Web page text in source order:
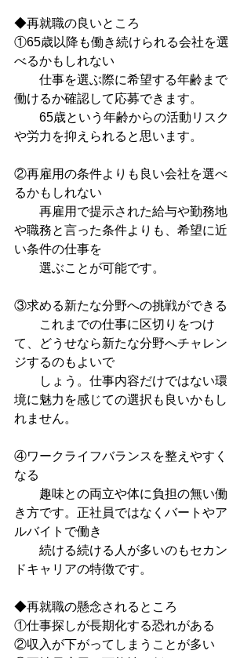
◆再就職の良いところ
①65歳以降も働き続けられる会社を選
べるかもしれない
仕事を選ぶ際に希望する年齢まで
働けるか確認して応募できます。
65歳という年齢からの活動リスク
や労力を抑えられると思います。
②再雇用の条件よりも良い会社を選べ
るかもしれない
再雇用で提示された給与や勤務地
や職務と言った条件よりも、希望に近
い条件の仕事を
選ぶことが可能です。
③求める新たな分野への挑戦ができる
これまでの仕事に区切りをつけ
て、どうせなら新たな分野へチャレン
ジするのもよいで
しょう。仕事内容だけではない環
境に魅力を感じての選択も良いかもし
れません。
④ワークライフバランスを整えやすく
なる
趣味との両立や体に負担の無い働
き方です。正社員ではなくバートやア
ルバイトで働き
続ける続ける人が多いのもセカン
ドキャリアの特徴です。
◆再就職の懸念されるところ
①仕事探しが長期化する恐れがある
②収入が下がってしまうことが多い